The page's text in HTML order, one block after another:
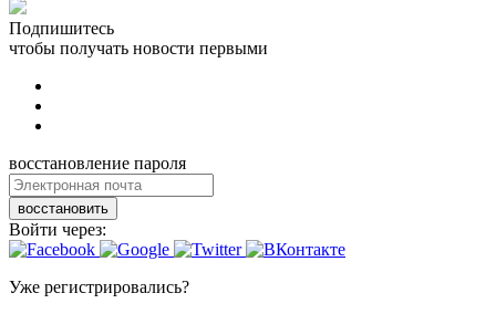
Подпишитесь
чтобы получать новости первыми
восстановление пароля
восстановить
Войти через:
Уже регистрировались?